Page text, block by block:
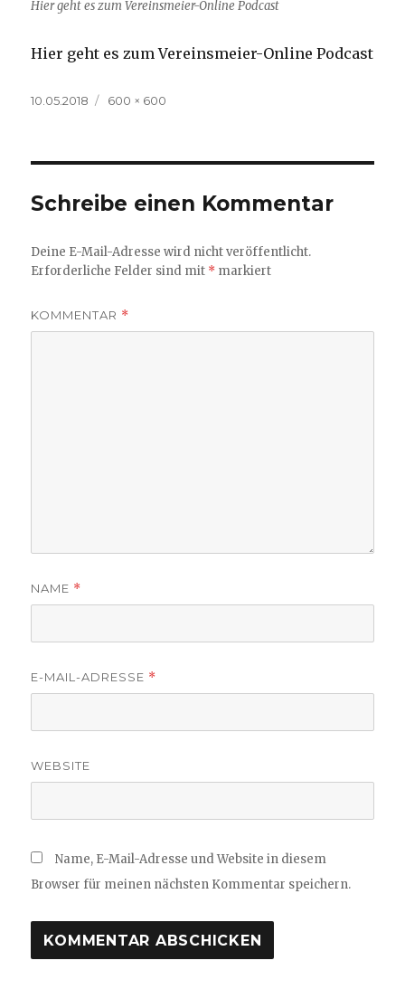
Hier geht es zum Vereinsmeier-Online Podcast
Hier geht es zum Vereinsmeier-Online Podcast
Veröffentlicht
10.05.2018
Volle
600 × 600
Schreibe einen Kommentar
Deine E-Mail-Adresse wird nicht veröffentlicht.
Erforderliche Felder sind mit * markiert
KOMMENTAR *
NAME *
E-MAIL-ADRESSE *
WEBSITE
Name, E-Mail-Adresse und Website in diesem
Browser für meinen nächsten Kommentar speichern.